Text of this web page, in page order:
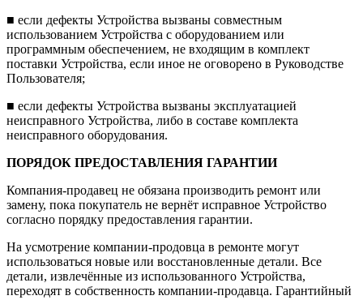
■ если дефекты Устройства вызваны совместным
использованием Устройства с оборудованием или
программным обеспечением, не входящим в комплект
поставки Устройства, если иное не оговорено в Руководстве
Пользователя;
■ если дефекты Устройства вызваны эксплуатацией
неисправного Устройства, либо в составе комплекта
неисправного оборудования.
ПОРЯДОК ПРЕДОСТАВЛЕНИЯ ГАРАНТИИ
Компания-продавец не обязана производить ремонт или
замену, пока покупатель не вернёт исправное Устройство
согласно порядку предоставления гарантии.
На усмотрение компании-продовца в ремонте могут
использоваться новые или восстановленные детали. Все
детали, извлечённые из использованного Устройства,
переходят в собственность компании-продавца. Гарантийный